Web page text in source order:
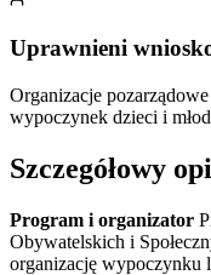
Uprawnieni
Organizacje
wypoczynek dzieci i
Szczegółowy
Program i organizator
Obywatelskich i
organizację wypoczynku